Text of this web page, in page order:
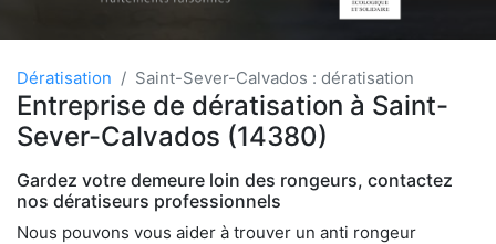
Dératisation Saint-Sever-Calvados : dératisation
Entreprise de dératisation à Saint-
Sever-Calvados (14380)
Gardez votre demeure loin des rongeurs, contactez
nos dératiseurs professionnels
Nous pouvons vous aider à trouver un anti rongeur